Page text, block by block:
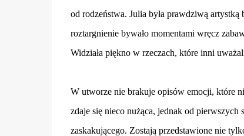
od rodzeństwa. Julia była prawdziwą artystką
roztargnienie bywało momentami wręcz
Widziała piękno w rzeczach, które inni
W utworze nie brakuje opisów emocji, które
zdaje się nieco nużąca, jednak od
zaskakującego. Zostają przedstawione nie